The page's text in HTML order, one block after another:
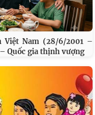
Việt Nam (28/6/2001 –
Quốc gia thịnh vượng